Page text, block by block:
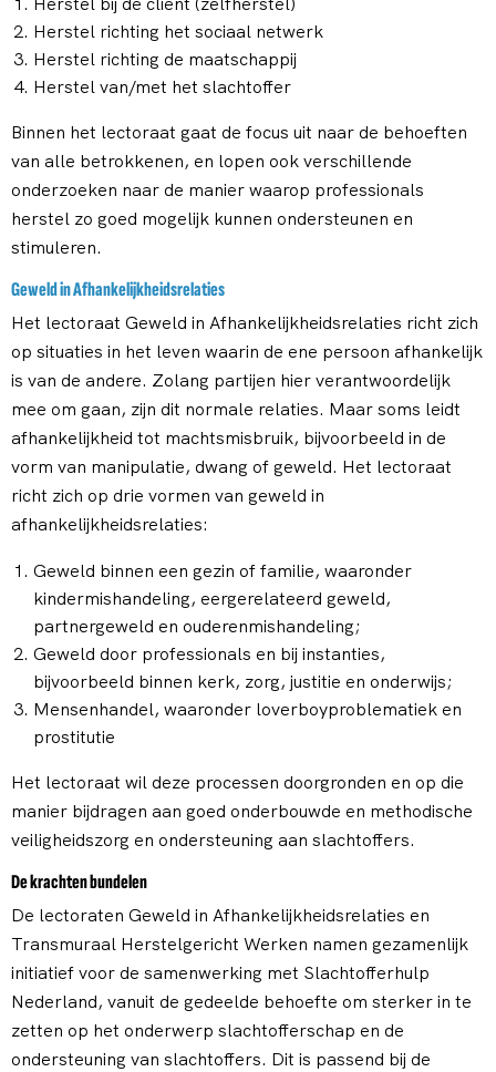
Herstel richting het sociaal netwerk
Herstel richting de maatschappij
Herstel van/met het slachtoffer
Binnen het lectoraat gaat de focus uit naar de behoeften
van alle betrokkenen, en lopen ook verschillende
onderzoeken naar de manier waarop professionals
herstel zo goed mogelijk kunnen ondersteunen en
stimuleren.
Geweld in Afhankelijkheidsrelaties
Het lectoraat Geweld in Afhankelijkheidsrelaties richt zich
op situaties in het leven waarin de ene persoon afhankelijk
is van de andere. Zolang partijen hier verantwoordelijk
mee om gaan, zijn dit normale relaties. Maar soms leidt
afhankelijkheid tot machtsmisbruik, bijvoorbeeld in de
vorm van manipulatie, dwang of geweld. Het lectoraat
richt zich op drie vormen van geweld in
afhankelijkheidsrelaties:
Geweld binnen een gezin of familie, waaronder
kindermishandeling, eergerelateerd geweld,
partnergeweld en ouderenmishandeling;
Geweld door professionals en bij instanties,
bijvoorbeeld binnen kerk, zorg, justitie en onderwijs;
Mensenhandel, waaronder loverboyproblematiek en
prostitutie
Het lectoraat wil deze processen doorgronden en op die
manier bijdragen aan goed onderbouwde en methodische
veiligheidszorg en ondersteuning aan slachtoffers.
De krachten bundelen
De lectoraten Geweld in Afhankelijkheidsrelaties en
Transmuraal Herstelgericht Werken namen gezamenlijk
initiatief voor de samenwerking met Slachtofferhulp
Nederland, vanuit de gedeelde behoefte om sterker in te
zetten op het onderwerp slachtofferschap en de
ondersteuning van slachtoffers. Dit is passend bij de